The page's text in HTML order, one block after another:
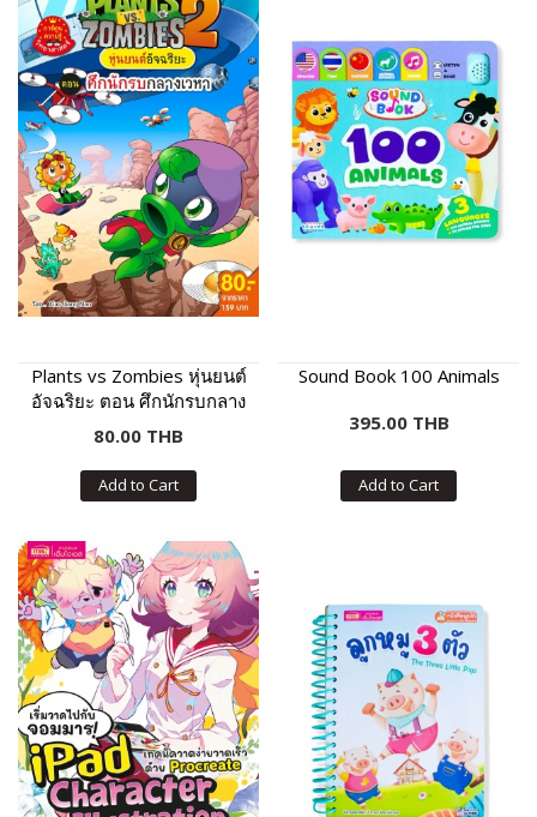
Plants vs Zombies หุ่นยนต์
อัจฉริยะ ตอน ศึกนักรบกลาง
เวหา
80.00 THB
Add to Cart
Sound Book 100 Animals
395.00 THB
Add to Cart